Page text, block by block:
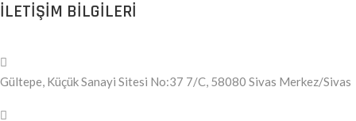
ILETIŞIM BILGILERI
Gültepe, Küçük Sanayi Sitesi No:37 7/C, 58080 Sivas Merkez/Sivas